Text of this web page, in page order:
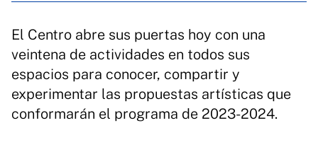
El Centro abre sus puertas hoy con una
veintena de actividades en todos sus
espacios para conocer, compartir y
experimentar las propuestas artísticas que
conformarán el programa de 2023-2024.